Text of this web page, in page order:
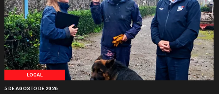
LOCAL
5 DE AGOSTO DE 2026